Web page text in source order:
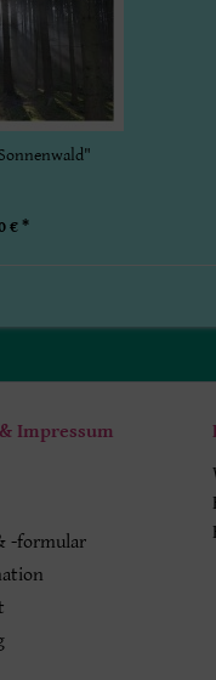
€ *
Impressum
-formular